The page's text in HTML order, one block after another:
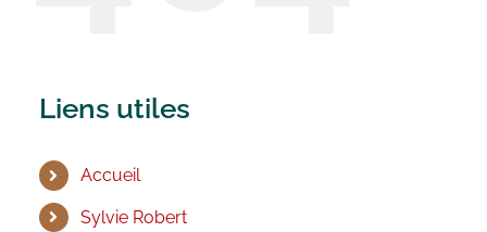
Liens utiles
Accueil
Sylvie Robert